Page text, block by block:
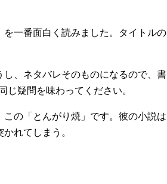
一番面白く読みました。タイトル
、ネタバレそのものになるので、
疑問を味わってください。
の「とんがり焼」です。彼の小説
れてしまう。